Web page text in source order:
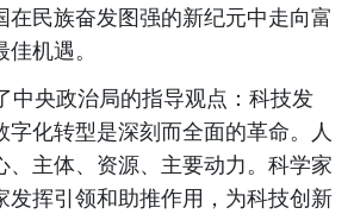
在民族奋发图强的新纪元中走向富
机遇。
中央政治局的指导观点：科技发
字化转型是深刻而全面的革命。人
、主体、资源、主要动力。科学家
发挥引领和助推作用，为科技创新